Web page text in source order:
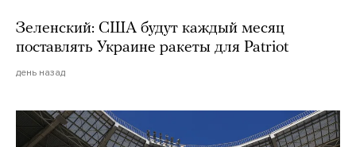
Зеленский: США будут каждый месяц
поставлять Украине ракеты для Patriot
день назад